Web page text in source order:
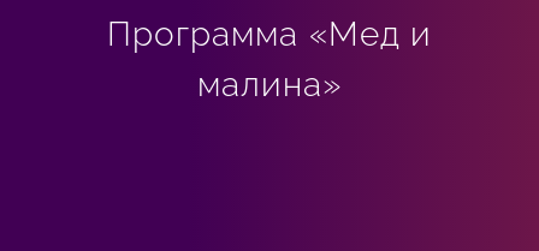
Программа «Мед и
малина»